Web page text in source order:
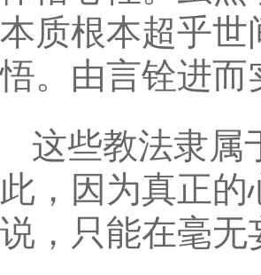
本质根本超乎世
悟。由言铨进而
这些教法隶属
此，因为真正
说，只能在毫无